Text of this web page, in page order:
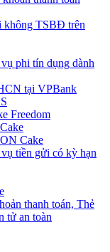
không TSBĐ trên
phi tín dụng dành
tại VPBank
Freedom
Cake
tiền gửi có kỳ hạn
thanh toán, Thẻ
tử an toàn